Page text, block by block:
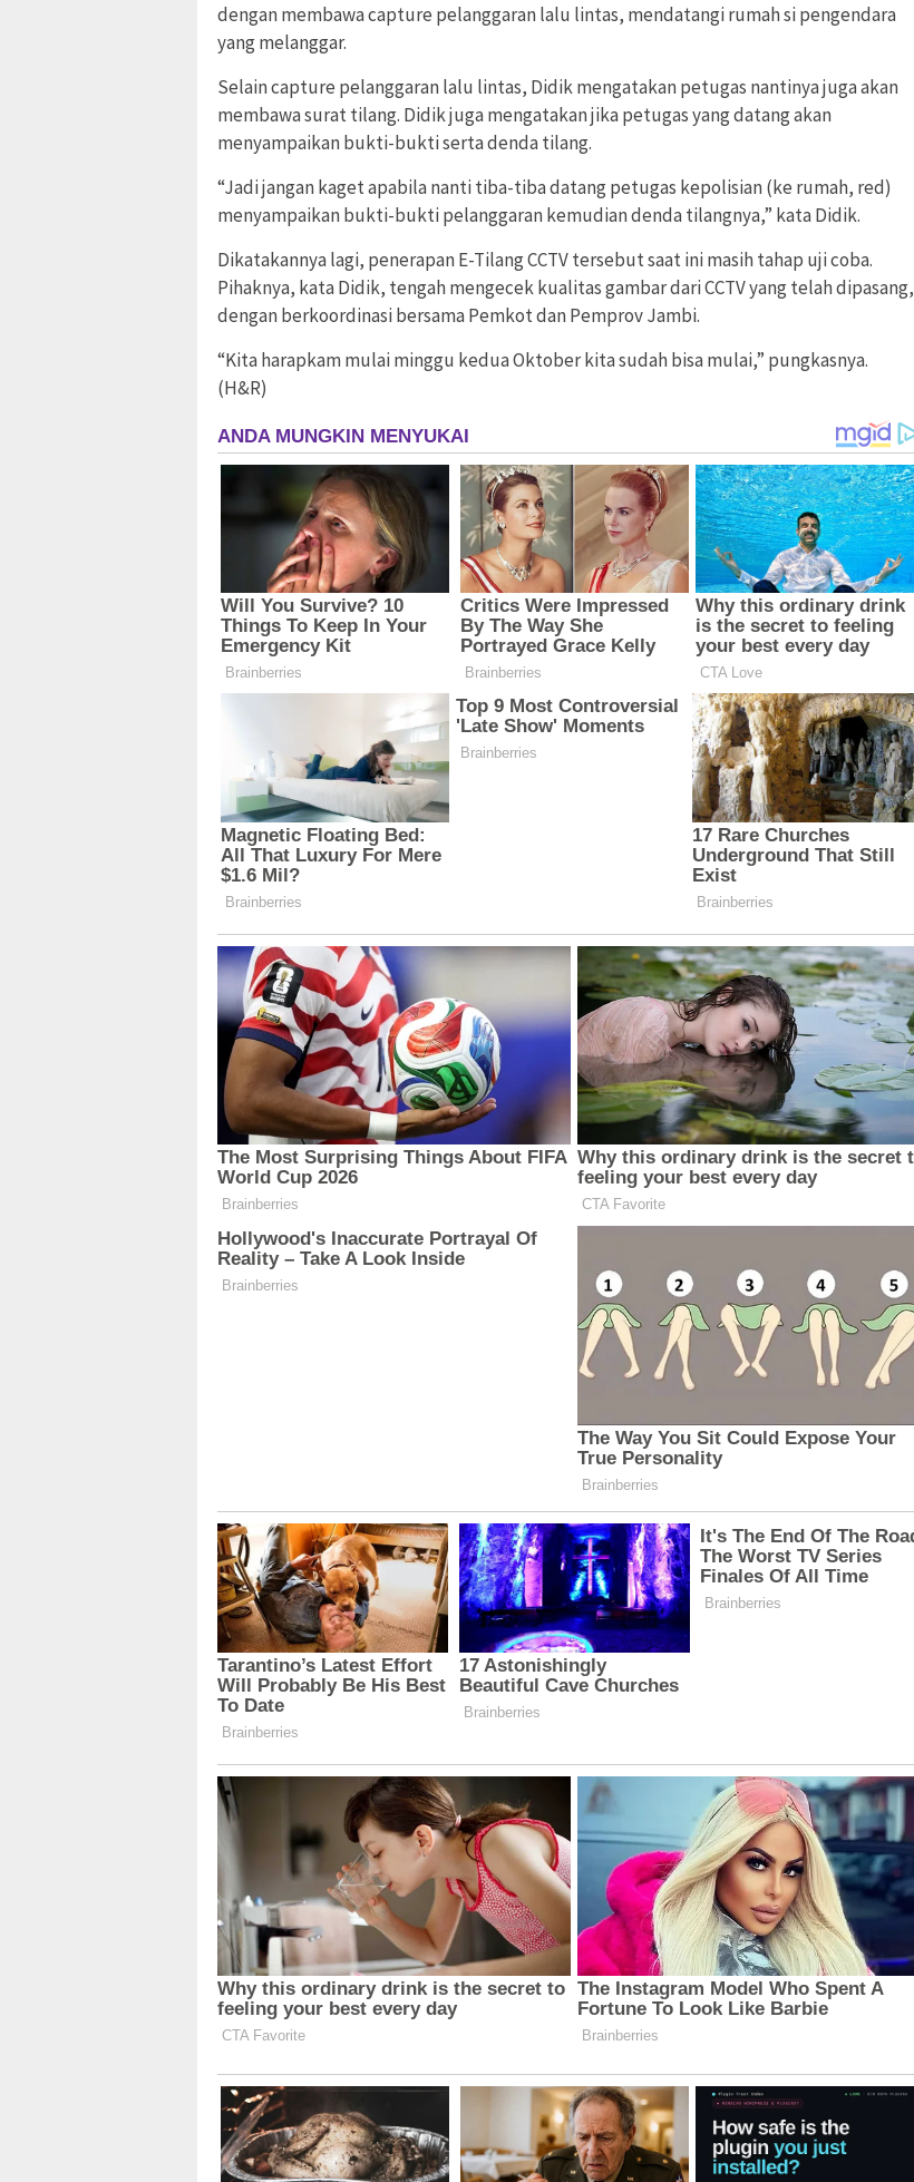
dengan membawa capture pelanggaran lalu lintas, mendatangi rumah si pengendara
yang melanggar.
Selain capture pelanggaran lalu lintas, Didik mengatakan petugas nantinya juga akan
membawa surat tilang. Didik juga mengatakan jika petugas yang datang akan
menyampaikan bukti-bukti serta denda tilang.
“Jadi jangan kaget apabila nanti tiba-tiba datang petugas kepolisian (ke rumah, red)
menyampaikan bukti-bukti pelanggaran kemudian denda tilangnya,” kata Didik.
Dikatakannya lagi, penerapan E-Tilang CCTV tersebut saat ini masih tahap uji coba.
Pihaknya, kata Didik, tengah mengecek kualitas gambar dari CCTV yang telah dipasang,
dengan berkoordinasi bersama Pemkot dan Pemprov Jambi.
“Kita harapkam mulai minggu kedua Oktober kita sudah bisa mulai,” pungkasnya.
(H&R)